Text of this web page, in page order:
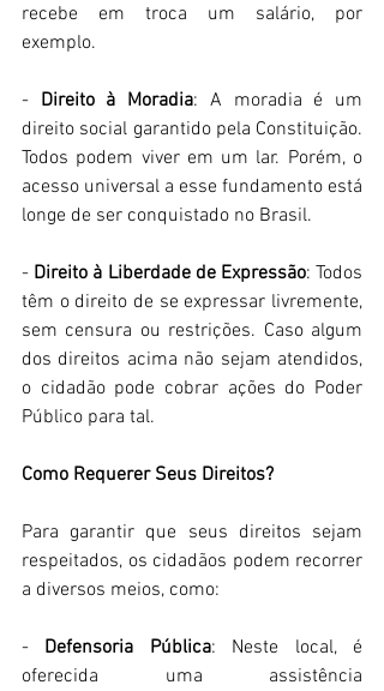
recebe em troca um salário, por
exemplo.
- Direito à Moradia: A moradia é um
direito social garantido pela Constituição.
Todos podem viver em um lar. Porém, o
acesso universal a esse fundamento está
longe de ser conquistado no Brasil.
- Direito à Liberdade de Expressão: Todos
têm o direito de se expressar livremente,
sem censura ou restrições. Caso algum
dos direitos acima não sejam atendidos,
o cidadão pode cobrar ações do Poder
Público para tal.
Como Requerer Seus Direitos?
Para garantir que seus direitos sejam
respeitados, os cidadãos podem recorrer
a diversos meios, como:
- Defensoria Pública: Neste local, é